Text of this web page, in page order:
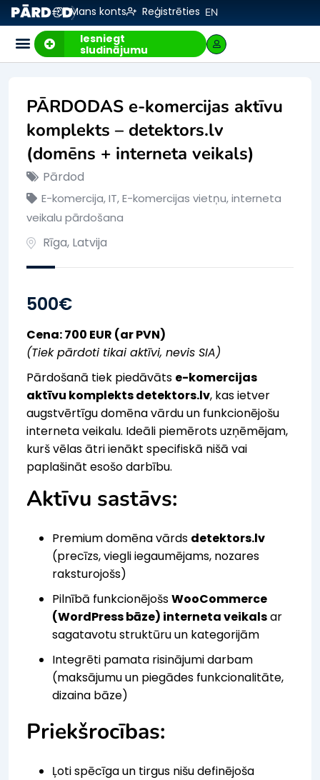
Mans konts Reģistrēties EN
Iesniegt
sludinājumu
PĀRDODAS e-komercijas aktīvu
komplekts – detektors.lv
(domēns + interneta veikals)
Pārdod
E-komercija, IT,E-komercijas vietņu, interneta
veikalu pārdošana
Rīga, Latvija
500€
Cena: 700 EUR (ar PVN)
(Tiek pārdoti tikai aktīvi, nevis SIA)
Pārdošanā tiek piedāvāts e-komercijas
aktīvu komplekts detektors.lv, kas ietver
augstvērtīgu domēna vārdu un funkcionējošu
interneta veikalu. Ideāli piemērots uzņēmējam,
kurš vēlas ātri ienākt specifiskā nišā vai
paplašināt esošo darbību.
Aktīvu sastāvs:
Premium domēna vārds detektors.lv
(precīzs, viegli iegaumējams, nozares
raksturojošs)
Pilnībā funkcionējošsWooCommerce
(WordPress bāze) interneta veikalsar
sagatavotu struktūru un kategorijām
Integrēti pamata risinājumi darbam
(maksājumu un piegādes funkcionalitāte,
dizaina bāze)
Priekšrocības:
Ļoti spēcīga un tirgus nišu definējoša